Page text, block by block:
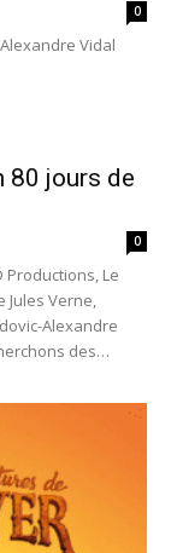
0
Vidal
80 jours de
0
Le
Jules Verne,
Alexandre
des